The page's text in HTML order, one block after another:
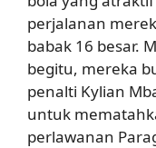
perjalanan
babak 16 besar.
begitu, mereka
penalti Kylian
untuk
perlawanan